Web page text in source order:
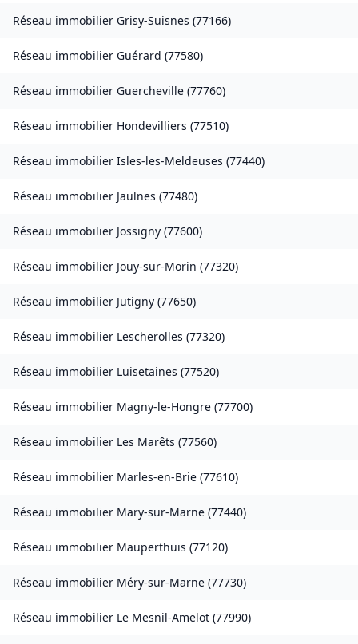
Réseau immobilier Grisy-Suisnes (77166)
Réseau immobilier Guérard (77580)
Réseau immobilier Guercheville (77760)
Réseau immobilier Hondevilliers (77510)
Réseau immobilier Isles-les-Meldeuses (77440)
Réseau immobilier Jaulnes (77480)
Réseau immobilier Jossigny (77600)
Réseau immobilier Jouy-sur-Morin (77320)
Réseau immobilier Jutigny (77650)
Réseau immobilier Lescherolles (77320)
Réseau immobilier Luisetaines (77520)
Réseau immobilier Magny-le-Hongre (77700)
Réseau immobilier Les Marêts (77560)
Réseau immobilier Marles-en-Brie (77610)
Réseau immobilier Mary-sur-Marne (77440)
Réseau immobilier Mauperthuis (77120)
Réseau immobilier Méry-sur-Marne (77730)
Réseau immobilier Le Mesnil-Amelot (77990)